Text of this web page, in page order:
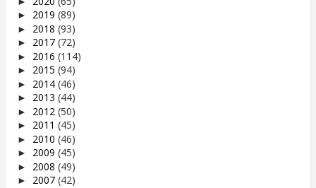
► 2019 (89)
► 2018 (93)
► 2017 (72)
► 2016 (114)
► 2015 (94)
► 2014 (46)
► 2013 (44)
► 2012 (50)
► 2011 (45)
► 2010 (46)
► 2009 (45)
► 2008 (49)
► 2007 (42)